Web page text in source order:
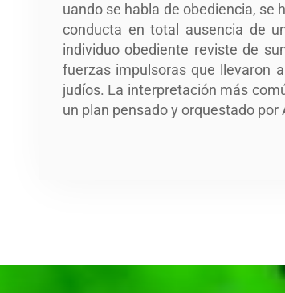
uando se habla de obediencia, se
conducta en total ausencia de
individuo obediente reviste de
fuerzas impulsoras que llevaron
judíos. La interpretación más
un plan pensado y orquestado